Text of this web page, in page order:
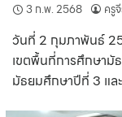
3 ก.พ. 2568 ครู
วันที่ 2 กุมภาพันธ์
เขตพื้นที่การศึกษามั
มัธยมศึกษาปีที่ 3 แล